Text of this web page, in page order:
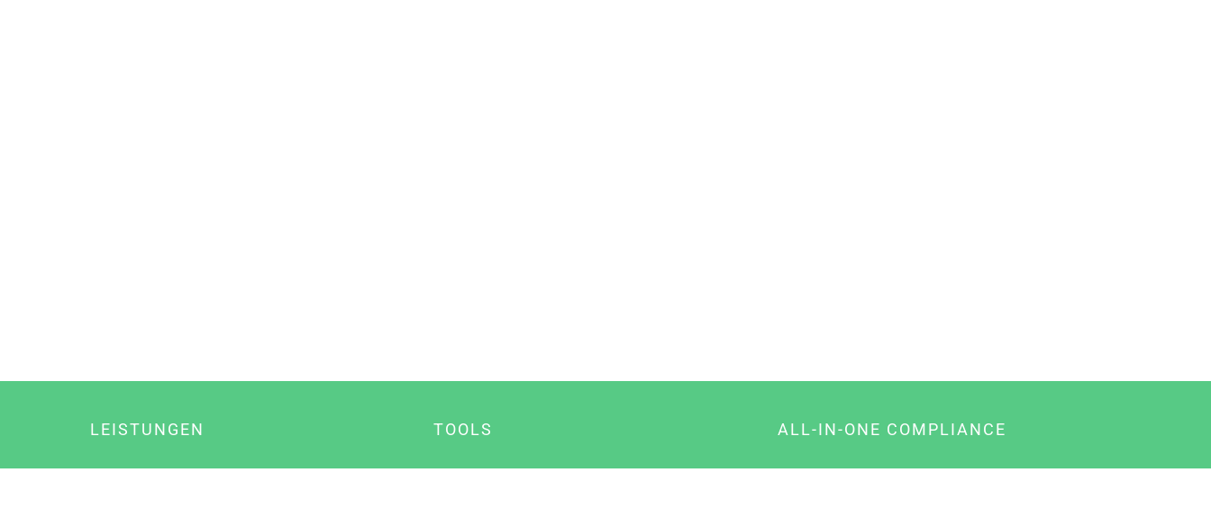
LEISTUNGEN TOOLS ALL-IN-ONE COMPLIANCE